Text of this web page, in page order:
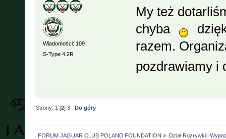
Wiadomości: 109
S-Type 4.2R
My też
chyba
razem.
pozdrawiamy i
Strony: 1 [2]3 Do góry
FORUM JAGUAR CLUB POLAND FOUNDATION » Dział Rozrywki i